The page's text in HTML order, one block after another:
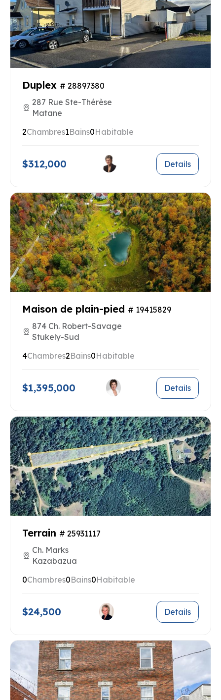
Duplex # 28897380
287 Rue Ste-Thérèse
Matane
2Chambres1Bains0Habitable
$312,000 Details
Maison de plain-pied # 19415829
874 Ch. Robert-Savage
Stukely-Sud
4Chambres2Bains0Habitable
$1,395,000 Details
Terrain # 25931117
Ch. Marks
Kazabazua
0Chambres0Bains0Habitable
$24,500 Details